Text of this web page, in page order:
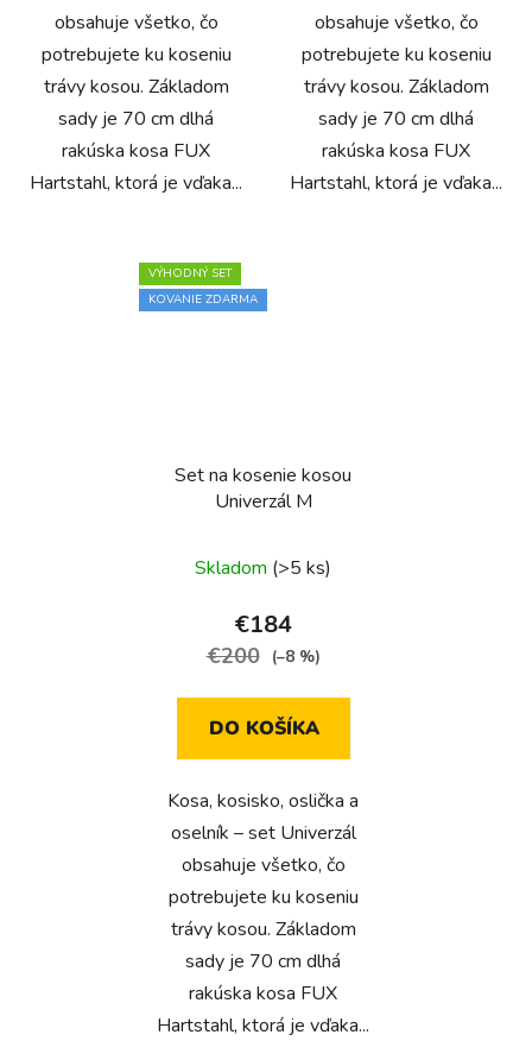
obsahuje všetko, čo
potrebujete ku koseniu
trávy kosou. Základom
sady je 70 cm dlhá
rakúska kosa FUX
Hartstahl, ktorá je vďaka...
obsahuje všetko, čo
potrebujete ku koseniu
trávy kosou. Základom
sady je 70 cm dlhá
rakúska kosa FUX
Hartstahl, ktorá je vďaka...
VÝHODNÝ SET
KOVANIE ZDARMA
Set na kosenie kosou
Univerzál M
hodnotenie
produktu
je
5
Skladom (>5 ks)
€184
€200 (–8 %)
DO KOŠÍKA
Kosa, kosisko, oslička a
oselník – set Univerzál
obsahuje všetko, čo
potrebujete ku koseniu
trávy kosou. Základom
sady je 70 cm dlhá
rakúska kosa FUX
Hartstahl, ktorá je vďaka...